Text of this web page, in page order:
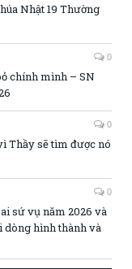
Nhật 19 Thường
0
chính mình – SN
0
Thầy sẽ tìm được nó
0
sứ vụ năm 2026 và
dòng hình thành và